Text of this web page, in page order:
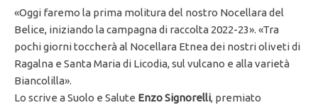
«Oggi faremo la prima molitura del nostro Nocellara del
Belice, iniziando la campagna di raccolta 2022-23». «Tra
pochi giorni toccherà al Nocellara Etnea dei nostri oliveti di
Ragalna e Santa Maria di Licodia, sul vulcano e alla varietà
Biancolilla».
Lo scrive a Suolo e Salute Enzo Signorelli, premiato